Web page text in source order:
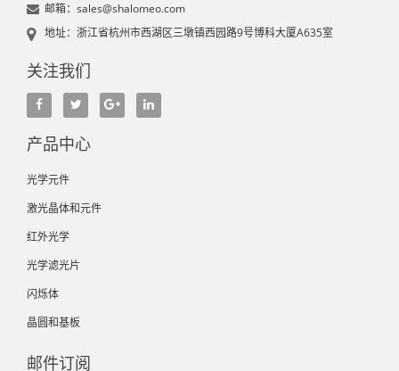
邮箱：sales@shalomeo.com
地址：浙江省杭州市西湖区三墩镇西园路9号博科大厦A635室
关注我们
产品中心
光学元件
激光晶体和元件
红外光学
光学滤光片
闪烁体
晶圆和基板
邮件订阅